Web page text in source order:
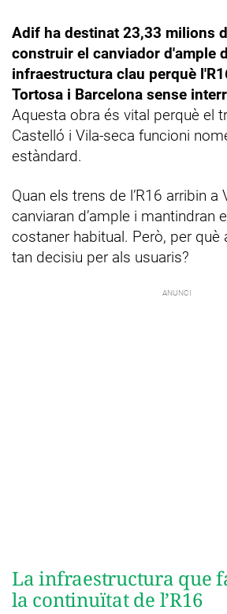
Adif ha destinat 23,33 milions
construir el canviador d'ample
infraestructura clau perquè
Tortosa i Barcelona sense
Aquesta obra és vital perquè el
Castelló i Vila-seca funcioni
estàndard.
Quan els trens de l’R16 arribin a
canviaran d’ample i mantindran
costaner habitual. Però, per què
tan decisiu per als usuaris?
La infraestructura que
la continuïtat de l’R16